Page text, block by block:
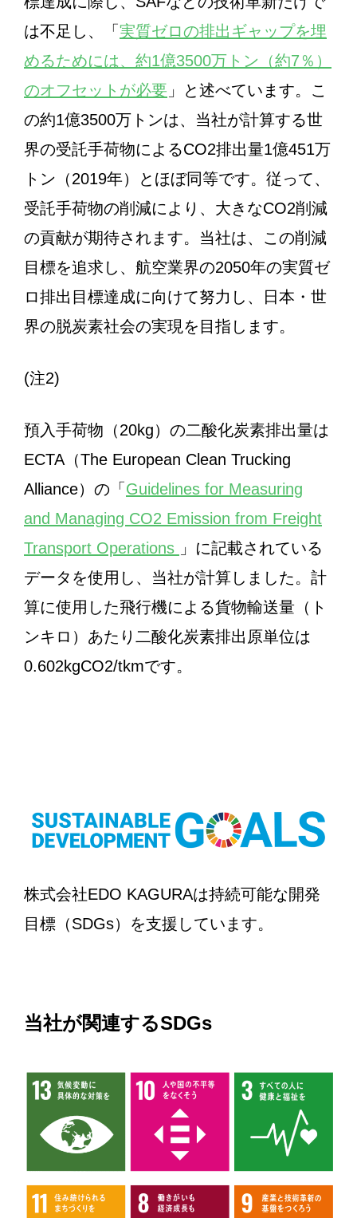
は不足し、「 実質ゼロの排出ギャップを埋
めるためには、約1億3500万トン（約7％）
のオフセットが必要 」と述べています。こ
の約1億3500万トンは、当社が計算する世
界の受託手荷物によるCO2排出量1億451万
トン（2019年）とほぼ同等です。従って、
受託手荷物の削減により、大きなCO2削減
の貢献が期待されます。当社は、この削減
目標を追求し、航空業界の2050年の実質ゼ
ロ排出目標達成に向けて努力し、日本・世
界の脱炭素社会の実現を目指します。
(注2)
預入手荷物（20kg）の二酸化炭素排出量は
ECTA（The European Clean Trucking
Alliance）の「 Guidelines for Measuring
and Managing CO2 Emission from Freight
Transport Operations 」に記載されている
データを使用し、当社が計算しました。計
算に使用した飛行機による貨物輸送量（ト
ンキロ）あたり二酸化炭素排出原単位は
0.602kgCO2/tkmです。
株式会社EDO KAGURAは持続可能な開発
目標（SDGs）を支援しています。
当社が関連するSDGs